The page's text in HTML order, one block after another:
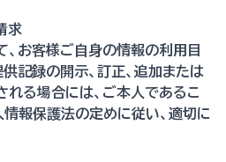
求
、お客様ご自身の情報の利用目
記録の開示、訂正、追加または
れる場合には、ご本人であるこ
情報保護法の定めに従い、適切に